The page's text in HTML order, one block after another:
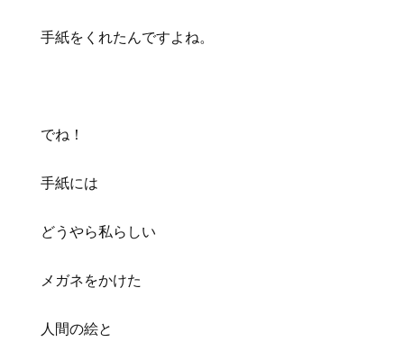
手紙をくれたんですよね。
でね！
手紙には
どうやら私らしい
メガネをかけた
人間の絵と